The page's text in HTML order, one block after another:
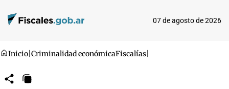
07 de agosto de 2026
Inicio Criminalidad económicaFiscalías
CompartirCopiar